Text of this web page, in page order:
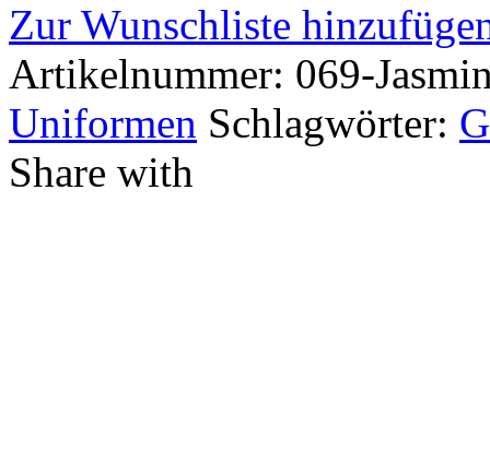
Zur Wunschliste
Artikelnummer: 069-
Uniformen Schlagwörter:
Share with